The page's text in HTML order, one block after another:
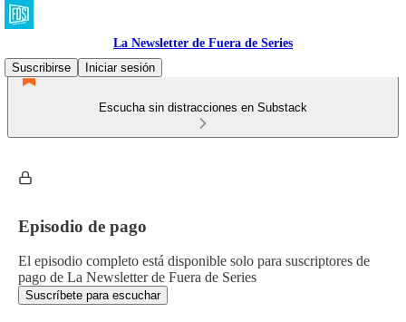
La Newsletter de Fuera de Series
Suscribirse
Iniciar sesión
Escucha sin distracciones en Substack
Episodio de pago
El episodio completo está disponible solo para suscriptores de
pago de La Newsletter de Fuera de Series
Suscríbete para escuchar